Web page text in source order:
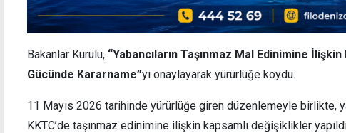
Bakanlar Kurulu, “Yabancıların Taşınmaz Mal Edinimine
Gücünde Kararname”yi onaylayarak yürürlüğe koydu.
11 Mayıs 2026 tarihinde yürürlüğe giren düzenlemeyle birlikte,
KKTC’de taşınmaz edinimine ilişkin kapsamlı değişiklikler